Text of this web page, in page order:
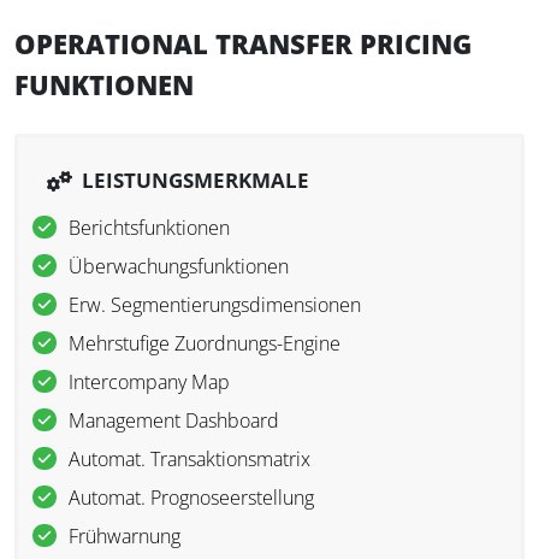
OPERATIONAL TRANSFER PRICING
FUNKTIONEN
LEISTUNGSMERKMALE
Berichtsfunktionen
Überwachungsfunktionen
Erw. Segmentierungsdimensionen
Mehrstufige Zuordnungs-Engine
Intercompany Map
Management Dashboard
Automat. Transaktionsmatrix
Automat. Prognoseerstellung
Frühwarnung